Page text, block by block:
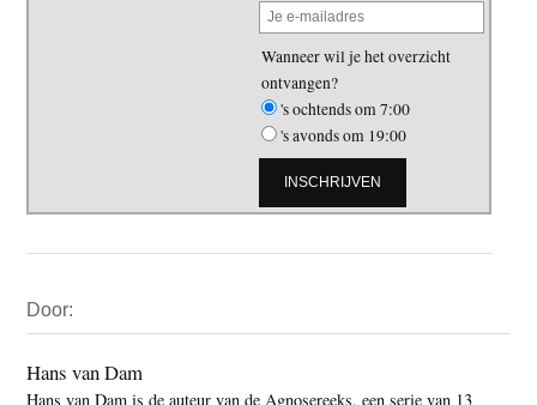
Wanneer wil je het overzicht
ontvangen?
's ochtends om 7:00
's avonds om 19:00
Sidebar
Door:
Hans van Dam
Hans van Dam is de auteur van de Agnosereeks, een serie van 13